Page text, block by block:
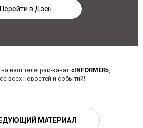
Перейти в Дзен
наш телеграм-канал «INFORMER»,
всех новостей и событий!
МАТЕРИАЛ